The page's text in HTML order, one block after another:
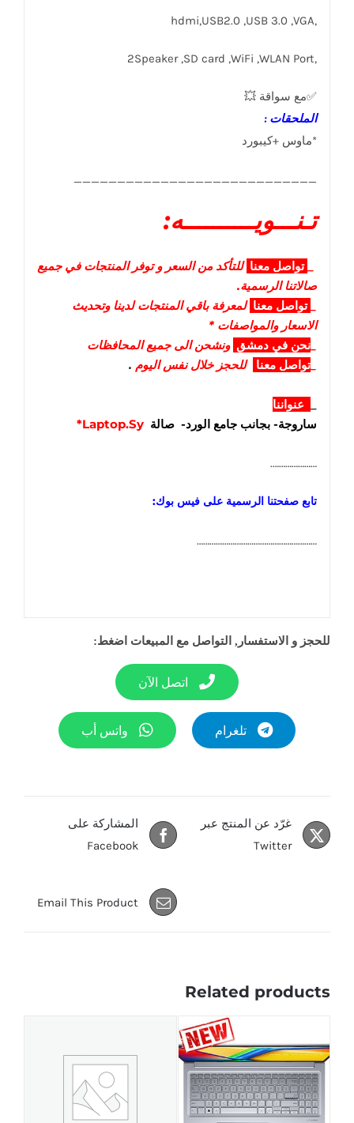
,hdmi,USB2.0 ,USB 3.0 ,VGA
,2Speaker ,SD card ,WiFi ,WLAN Port
✅مع سواقة 💥
الملحقات :
*ماوس +كيبورد
____________________________
تـنـــويــــــــــه:
تواصل معنا للتأكد من السعر و توفر المنتجات في جميع
صالاتنا الرسمية.
تواصل معنا لمعرفة باقي المنتجات لدينا وتحديث
الاسعار والمواصفات *
نحن في دمشق ونشحن الى جميع المحافظات
تواصل معنا للحجز خلال نفس اليوم .
عنواننا
ساروجة- بجانب جامع الورد- صالة
………………….
تابع صفحتنا الرسمية على فيس بوك:
…………………………………………………
للحجز و الاستفسار, التواصل مع المبيعات اضغط:
اتصل الآن
تلغرام واتس أب
المشاركة على
Facebook
غرّد عن المنتج عبر
Twitter
Email This Product
Related products